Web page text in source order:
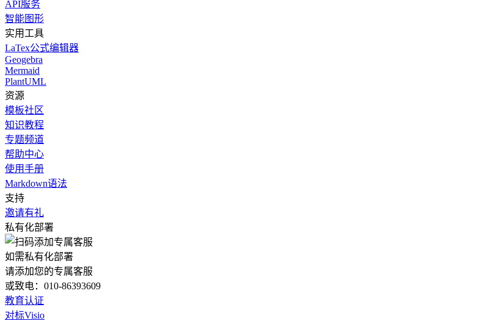
API服务
智能图形
实用工具
LaTex公式编辑器
Geogebra
Mermaid
PlantUML
资源
模板社区
知识教程
专题频道
帮助中心
使用手册
Markdown语法
支持
邀请有礼
私有化部署
如需私有化部署
请添加您的专属客服
或致电：010-86393609
教育认证
对标Visio